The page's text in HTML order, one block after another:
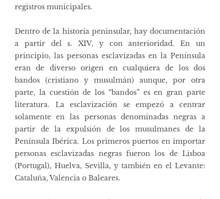
registros municipales.
Dentro de la historia peninsular, hay documentación
a partir del s. XIV, y con anterioridad. En un
principio, las personas esclavizadas en la Península
eran de diverso origen en cualquiera de los dos
bandos (cristiano y musulmán) aunque, por otra
parte, la cuestión de los “bandos” es en gran parte
literatura. La esclavización se empezó a centrar
solamente en las personas denominadas negras a
partir de la expulsión de los musulmanes de la
Península Ibérica. Los primeros puertos en importar
personas esclavizadas negras fueron los de Lisboa
(Portugal), Huelva, Sevilla, y también en el Levante:
Cataluña, Valencia o Baleares.